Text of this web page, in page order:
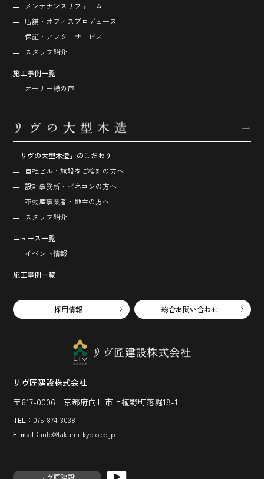
メンテナンスリフォーム
店舗・オフィス プロデュース
保証・アフターサービス
スタッフ紹介
施工事例一覧
オーナー様の声
「リヴの大型木造」のこだわり
自社ビル・施設をご検討の方へ
設計事務所・ゼネコンの方へ
不動産事業者・地主の方へ
スタッフ紹介
ニュース一覧
イベント情報
施工事例一覧
採用情報 総合お問い合わせ
リヴ匠建設株式会社
〒617-0006 京都府向日市上植野町落堀18-1
TEL： 075-874-3038
E-mail： info@takumi-kyoto.co.jp
リヴ匠建設